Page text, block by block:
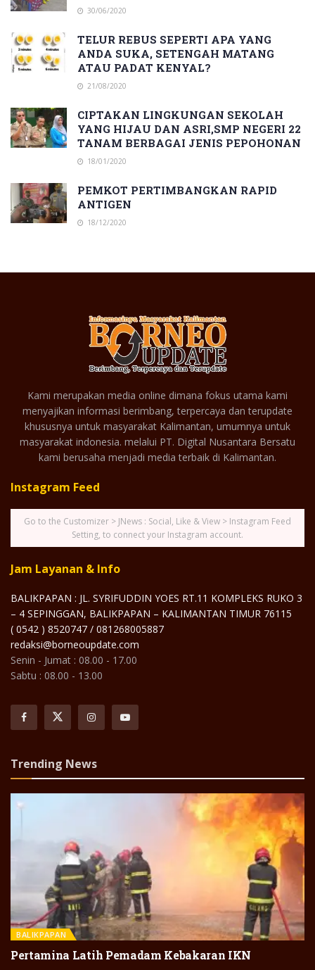
30/06/2020
TELUR REBUS SEPERTI APA YANG
ANDA SUKA, SETENGAH MATANG
ATAU PADAT KENYAL?
21/08/2020
CIPTAKAN LINGKUNGAN SEKOLAH
YANG HIJAU DAN ASRI,SMP NEGERI 22
TANAM BERBAGAI JENIS PEPOHONAN
18/01/2020
PEMKOT PERTIMBANGKAN RAPID
ANTIGEN
18/12/2020
Kami merupakan media online dimana fokus utama kami
menyajikan informasi berimbang, terpercaya dan terupdate
khususnya untuk masyarakat Kalimantan, umumnya untuk
masyarakat indonesia. melalui PT. Digital Nusantara Bersatu
kami berusaha menjadi media terbaik di Kalimantan.
Instagram Feed
Go to the Customizer > JNews : Social, Like & View > Instagram Feed
Setting, to connect your Instagram account.
Jam Layanan & Info
BALIKPAPAN : JL. SYRIFUDDIN YOES RT.11 KOMPLEKS RUKO 3
– 4 SEPINGGAN, BALIKPAPAN – KALIMANTAN TIMUR 76115
( 0542 ) 8520747 / 081268005887
redaksi@borneoupdate.com
Senin - Jumat : 08.00 - 17.00
Sabtu : 08.00 - 13.00
Trending News
BALIKPAPAN
Pertamina Latih Pemadam Kebakaran IKN